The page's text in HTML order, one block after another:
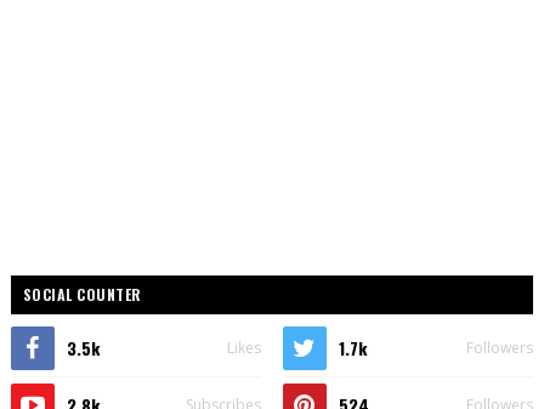
SOCIAL COUNTER
3.5k Likes 1.7k Followers